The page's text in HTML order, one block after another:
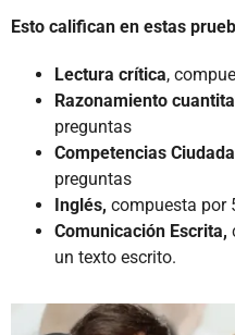
Esto califican en estas
Lectura crítica,
Razonamiento
preguntas
Competencias
preguntas
Inglés, compuesta por
Comunicación Escrita,
un texto escrito.